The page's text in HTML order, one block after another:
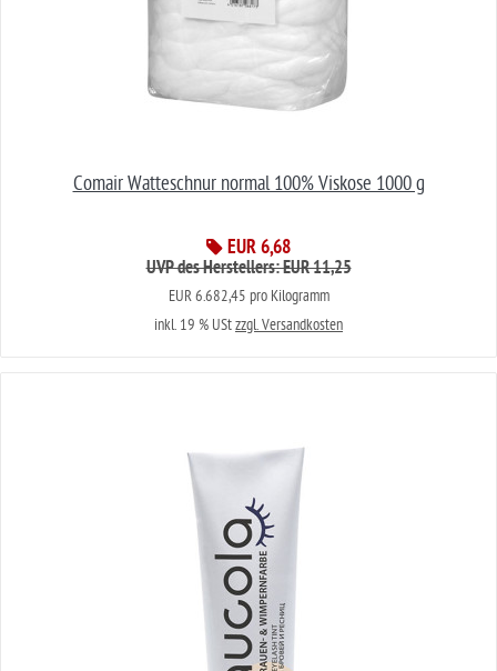
Comair Watteschnur normal 100% Viskose 1000 g
EUR 6,68
UVP des Herstellers: EUR 11,25
EUR 6.682,45 pro Kilogramm
inkl. 19 % UStzzgl. Versandkosten